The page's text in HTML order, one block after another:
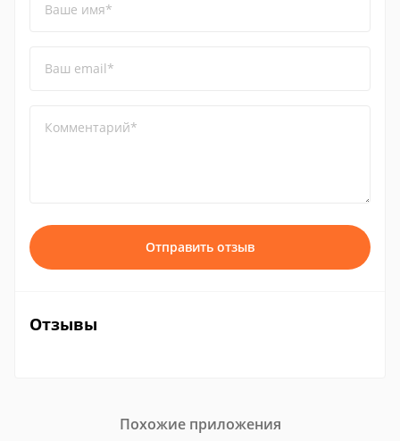
Ваше имя*
Ваш email*
Комментарий*
Отправить отзыв
Отзывы
Похожие приложения